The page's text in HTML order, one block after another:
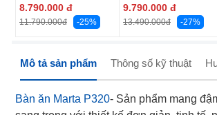
8.790.000 đ
11.790.000đ -25%
9.790.000 đ
13.490.000đ -27%
Mô tả sản phẩm Thông số kỹ thuật
Bàn ăn Marta P320- Sản phẩm mang